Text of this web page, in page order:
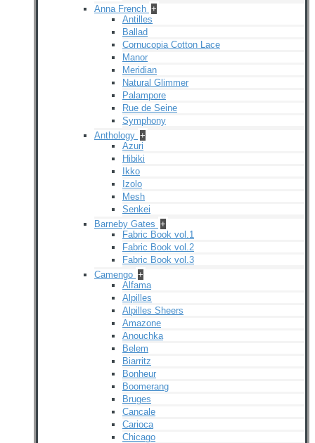
Anna French +
Antilles
Ballad
Cornucopia Cotton Lace
Manor
Meridian
Natural Glimmer
Palampore
Rue de Seine
Symphony
Anthology +
Azuri
Hibiki
Ikko
Izolo
Mesh
Senkei
Barneby Gates +
Fabric Book vol.1
Fabric Book vol.2
Fabric Book vol.3
Camengo +
Alfama
Alpilles
Alpilles Sheers
Amazone
Anouchka
Belem
Biarritz
Bonheur
Boomerang
Bruges
Cancale
Carioca
Chicago